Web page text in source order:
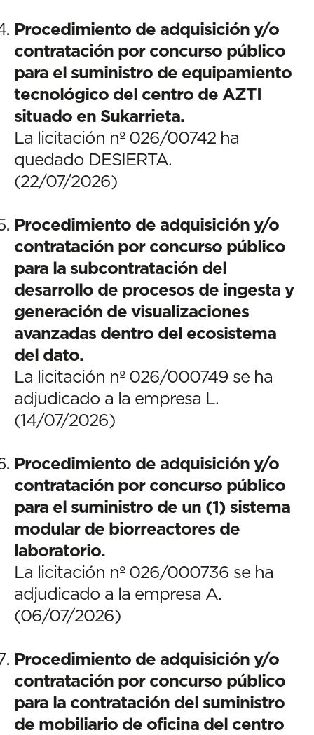
Procedimiento de adquisición y/o
contratación por concurso público
para el suministro de equipamiento
tecnológico del centro de AZTI
situado en Sukarrieta.
La licitación nº 026/00742 ha
quedado DESIERTA.
(22/07/2026)
Procedimiento de adquisición y/o
contratación por concurso público
para la subcontratación del
desarrollo de procesos de ingesta y
generación de visualizaciones
avanzadas dentro del ecosistema
del dato.
La licitación nº 026/000749 se ha
adjudicado a la empresa L.
(14/07/2026)
Procedimiento de adquisición y/o
contratación por concurso público
para el suministro de un (1) sistema
modular de biorreactores de
laboratorio.
La licitación nº 026/000736 se ha
adjudicado a la empresa A.
(06/07/2026)
Procedimiento de adquisición y/o
contratación por concurso público
para la contratación del suministro
de mobiliario de oficina del centro